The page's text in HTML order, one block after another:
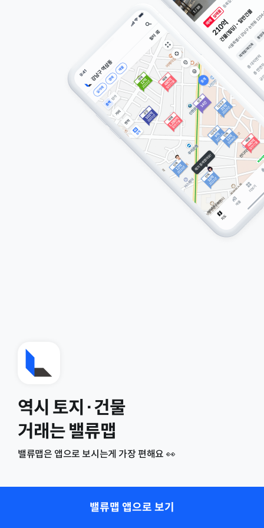
역시 토지·건물
거래는 밸류맵
밸류맵은 앱으로 보시는게 가장 편해요 👀
밸류맵 앱으로 보기